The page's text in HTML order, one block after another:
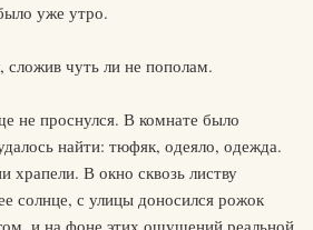
уже утро.
сложив чуть ли не пополам.
не проснулся. В комнате было
найти: тюфяк, одеяло, одежда.
храпели. В окно сквозь листву
солнце, с улицы доносился рожок
и на фоне этих ощущений реальной